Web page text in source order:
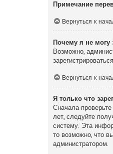
Примечание
Вернуться к
Почему я не могу
Возможно,
Вернуться к
Я только что
Сначала
лет, следуйте
систему. Эта
то возможно, что
администратором.